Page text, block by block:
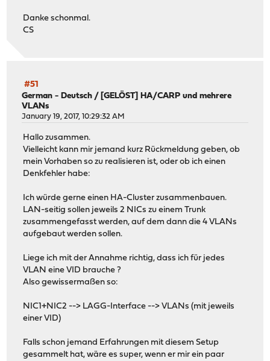
Danke schonmal.
CS
#51
German - Deutsch / [GELÖST] HA/CARP und mehrere
VLANs
January 19, 2017, 10:29:32 AM
Hallo zusammen.
Vielleicht kann mir jemand kurz Rückmeldung geben, ob
mein Vorhaben so zu realisieren ist, oder ob ich einen
Denkfehler habe:
Ich würde gerne einen HA-Cluster zusammenbauen.
LAN-seitig sollen jeweils 2 NICs zu einem Trunk
zusammengefasst werden, auf dem dann die 4 VLANs
aufgebaut werden sollen.
Liege ich mit der Annahme richtig, dass ich für jedes
VLAN eine VID brauche ?
Also gewissermaßen so:
NIC1+NIC2 --> LAGG-Interface --> VLANs (mit jeweils
einer VID)
Falls schon jemand Erfahrungen mit diesem Setup
gesammelt hat, wäre es super, wenn er mir ein paar